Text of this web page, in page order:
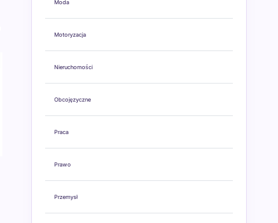
Moda
Motoryzacja
Nieruchomości
Obcojęzyczne
Praca
Prawo
Przemysł